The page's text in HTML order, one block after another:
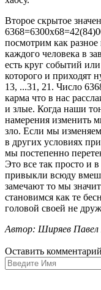
Второе скрытое
посмотрим как разное
каждого человека в
есть круг событий
которого и приходят
13, ...31, 21. Число
карма что в нас
и злые. Когда наши
намерения изменить
зло. Если мы
в других условиях
мы постепенно
Это все так просто и
привыкли всюду
замечают то мы
становимся как те
головой своей не
Автор: Ширяев Павел
Оставить комментарий